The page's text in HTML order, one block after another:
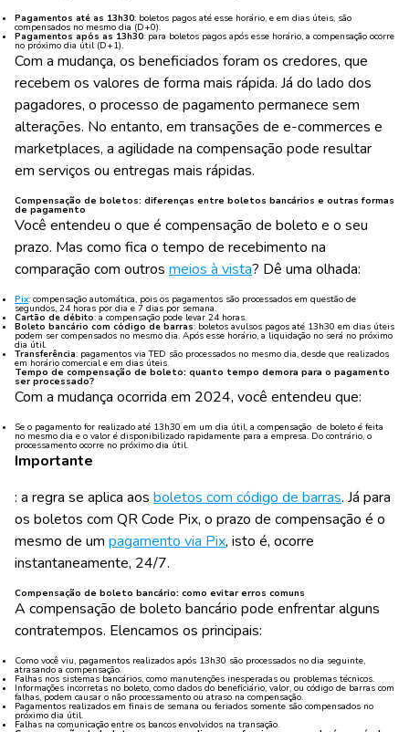
Pagamentos até as 13h30: boletos pagos até esse horário, e em dias úteis, são
compensados no mesmo dia (D+0).
Pagamentos após as 13h30: para boletos pagos após esse horário, a compensação ocorre
no próximo dia útil (D+1).
Com a mudança, os beneficiados foram os credores, que
recebem os valores de forma mais rápida. Já do lado dos
pagadores, o processo de pagamento permanece sem
alterações. No entanto, em transações de e-commerces e
marketplaces, a agilidade na compensação pode resultar
em serviços ou entregas mais rápidas.
Compensação de boletos: diferenças entre boletos bancários e outras formas
de pagamento
Você entendeu o que é compensação de boleto e o seu
prazo. Mas como fica o tempo de recebimento na
comparação com outros meios à vista? Dê uma olhada:
Pix: compensação automática, pois os pagamentos são processados em questão de
segundos, 24 horas por dia e 7 dias por semana.
Cartão de débito: a compensação pode levar 24 horas.
Boleto bancário com código de barras: boletos avulsos pagos até 13h30 em dias úteis
podem ser compensados no mesmo dia. Após esse horário, a liquidação no será no próximo
dia útil.
Transferência: pagamentos via TED são processados no mesmo dia, desde que realizados
em horário comercial e em dias úteis.
Tempo de compensação de boleto: quanto tempo demora para o pagamento
ser processado?
Com a mudança ocorrida em 2024, você entendeu que:
Se o pagamento for realizado até 13h30 em um dia útil, a compensação de boleto é feita
no mesmo dia e o valor é disponibilizado rapidamente para a empresa. Do contrário, o
processamento ocorre no próximo dia útil.
Importante
: a regra se aplica aos boletos com código de barras. Já para
os boletos com QR Code Pix, o prazo de compensação é o
mesmo de um pagamento via Pix, isto é, ocorre
instantaneamente, 24/7.
Compensação de boleto bancário: como evitar erros comuns
A compensação de boleto bancário pode enfrentar alguns
contratempos. Elencamos os principais:
Como você viu, pagamentos realizados após 13h30 são processados no dia seguinte,
atrasando a compensação.
Falhas nos sistemas bancários, como manutenções inesperadas ou problemas técnicos.
Informações incorretas no boleto, como dados do beneficiário, valor, ou código de barras com
falhas, podem causar o não processamento ou atraso na compensação.
Pagamentos realizados em finais de semana ou feriados somente são compensados no
próximo dia útil.
Falhas na comunicação entre os bancos envolvidos na transação.